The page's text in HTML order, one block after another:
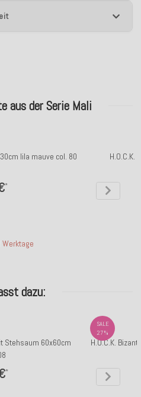
aus der Serie Mali
lila mauve col. 80
*
Werktage
H.O.C.K.
dazu:
Stehsaum 60x60cm
*
SALE
27%
H.O.C.K.